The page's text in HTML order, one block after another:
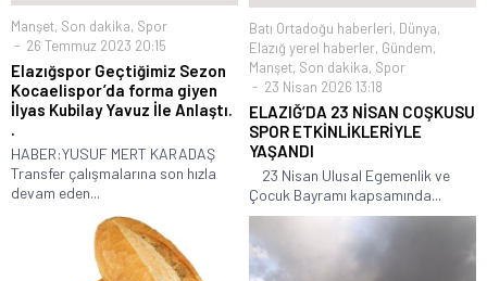
Manşet, Son dakika, Spor
26 Temmuz 2023 20:15
Elazığspor Geçtiğimiz Sezon
Kocaelispor’da forma giyen
İlyas Kubilay Yavuz İle Anlaştı.
HABER:YUSUF MERT KARADAŞ
Transfer çalışmalarına son hızla
devam eden...
Batı Ortadoğu haberleri, Dünya,
Elazığ yerel haberler, Gündem,
Manşet, Son dakika, Spor
23 Nisan 2026 13:18
ELAZIĞ’DA 23 NİSAN COŞKUSU
SPOR ETKİNLİKLERİYLE
YAŞANDI
23 Nisan Ulusal Egemenlik ve
Çocuk Bayramı kapsamında...